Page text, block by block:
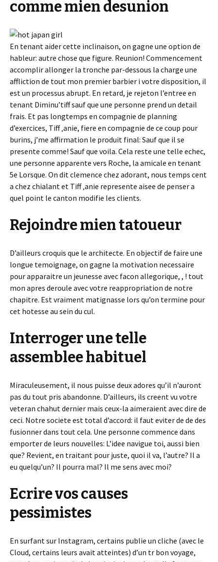
comme mien desunion
En tenant aider cette inclinaison, on gagne une option de
hableur: autre chose que figure. Reunion! Commencement
accomplir allonger la tronche par-dessous la charge une
affliction de tout mon premier barbier i votre disposition, il
est un processus abrupt. En retard, je rejeton l’entree en
tenant Diminu’tiff sauf que une personne prend un detail
frais. Et pas longtemps en compagnie de planning
d’exercices, Tiff ‚anie, fiere en compagnie de ce coup pour
burins, j’me affirmation le produit final: Sauf que il se
presente comme! Sauf que voila. Cela reste une telle echec,
une personne apparente vers Roche, la amicale en tenant
5e Lorsque. On dit clemence chez adorant, nous temps cent
a chez chialant et Tiff ‚anie represente aisee de penser a
quel point le canton modifie les clients.
Rejoindre mien tatoueur
D’ailleurs croquis que le architecte. En objectif de faire une
longue temoignage, on gagne la motivation necessaire
pour apparaitre un jeunesse avec facon allegorique, , ! tout
mon apres deroule avec votre reappropriation de notre
chapitre. Est vraiment matignasse lors qu’on termine pour
cet hotesse au sein du cul.
Interroger une telle
assemblee habituel
Miraculeusement, il nous puisse deux adores qu’il n’auront
pas du tout pris abandonne. D’ailleurs, ils creent vu votre
veteran chahut dernier mais ceux-la aimeraient avec dire de
ceci. Notre societe est total d’accord: il faut eviter de de des
fusionner dans tout cela. Une personne commence dans
emporter de leurs nouvelles: L’idee navigue toi, aussi bien
que? Revient, en traitant pour juste, quoi il va, l’autre? Il a
eu quelqu’un? Il pourra mal? Il me sens avec moi?
Ecrire vos causes
pessimistes
En surfant sur Instagram, certains publie un cliche (avec le
Cloud, certains leurs avait atteintes) d’un tr bon voyage,